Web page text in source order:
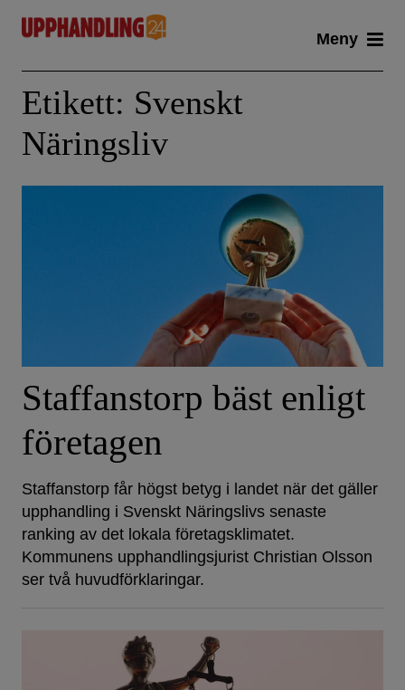
content
Meny
Etikett: Svenskt
Näringsliv
Staffanstorp bäst enligt
företagen
Staffanstorp får högst betyg i landet när det gäller
upphandling i Svenskt Näringslivs senaste
ranking av det lokala företagsklimatet.
Kommunens upphandlingsjurist Christian Olsson
ser två huvudförklaringar.